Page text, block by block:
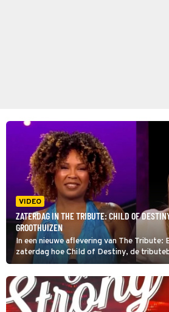
VIDEO
ZATERDAG IN THE TRIBUTE: CHILD OF
GROOTHUIZEN
In een nieuwe aflevering van The
zaterdag hoe Child of Destiny, de
indruk maakt op jurylid Angela
van Bootylicious: 'Ik ben gewoon trots
Spike geniet dan weer enorm van Kiss